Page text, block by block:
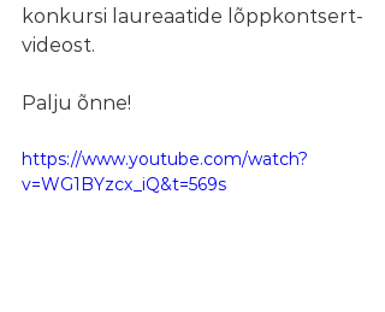
konkursi laureaatide lõppkontsert-
videost.
Palju õnne!
https://www.youtube.com/watch?
v=WG1BYzcx_iQ&t=569s